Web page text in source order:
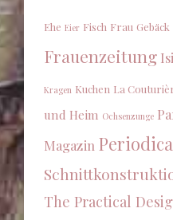
Ehe Eier Fisch Frau Gebäck
Frauenzeitung
Kragen Kuchen La
und Heim Ochsenzunge
Magazin
The Practical